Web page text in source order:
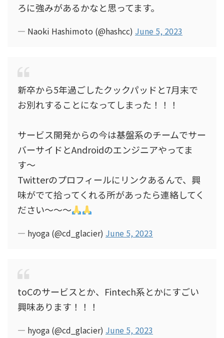
ろに強みがあるかなと思ってます。
— Naoki Hashimoto (@hashcc) June 5, 2023
新卒から5年過ごしたクックパッドと7月末で
お別れすることになってしまった！！！
サービス開発からの今は基盤系のチームでサー
バーサイドとAndroidのエンジニアやってま
す〜
Twitterのプロフィールにリンクあるんで、興
味がでて拾ってくれる所があったら連絡してく
ださい〜〜〜
— hyoga (@cd_glacier) June 5, 2023
toCのサービスとか、Fintech系とかにすごい
興味あります！！！
— hyoga (@cd_glacier) June 5, 2023